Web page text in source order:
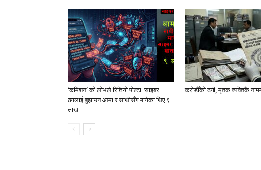
‘कमिशन’ को लोभले रित्तियो पोल्टाः साइबर
ठगलाई बुझाउन आमा र साथीसँग मागेका थिए ९
लाख
करोडौँको ठगी, मृतक व्यक्तिकै